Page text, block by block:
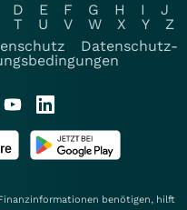
D E F G H I
J
T U V W X Y
Z
Datenschutz-
benötigen, hilft